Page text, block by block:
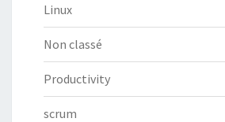
Linux
Non classé
Productivity
scrum